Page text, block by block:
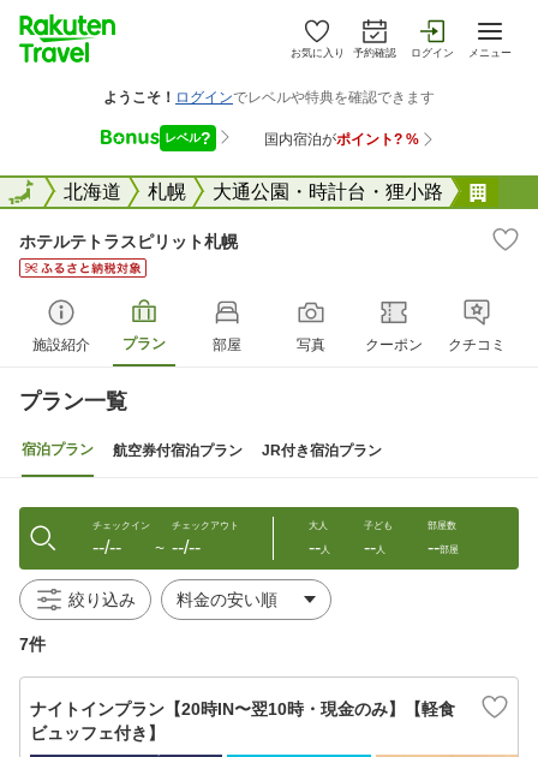
お気に入り 予約確認 ログイン メニュー
全国北海道 札幌 大通公園・時計台・狸小路
全国
ホテルテトラスピリット札幌
施設紹介 プラン 部屋 写真 クーポン クチコミ
プラン一覧
宿泊プラン 航空券付宿泊プラン JR付き宿泊プラン
チェックイン
--/-- 〜
チェックアウト
--/--
大人
--人
子ども
--人
部屋数
--部屋
絞り込み
7件
ナイトインプラン【20時IN〜翌10時・現金のみ】【軽食
ビュッフェ付き】